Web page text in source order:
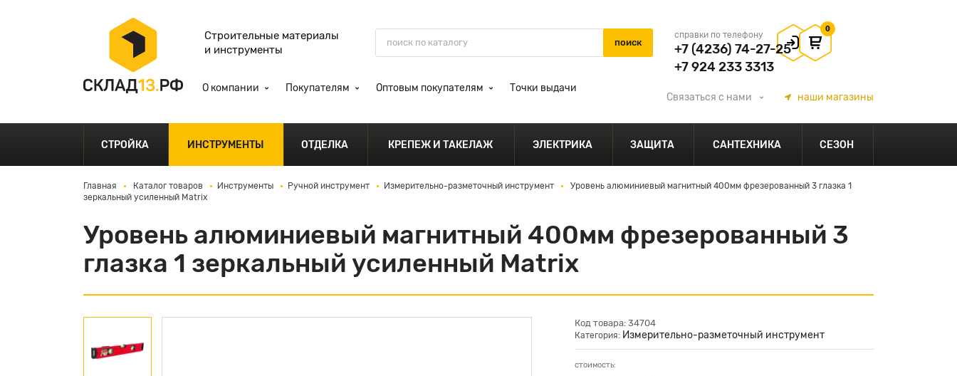
Строительные материалы
и инструменты
справки по телефону
+7 (4236) 74-27-25
+7 924 233 3313
0
О компании Покупателям Оптовым покупателям Точки выдачи
Связаться с нами наши магазины
СТРОЙКА ИНСТРУМЕНТЫ ОТДЕЛКА КРЕПЕЖ И ТАКЕЛАЖ ЭЛЕКТРИКА ЗАЩИТА САНТЕХНИКА СЕЗОН
Главная Каталог товаров Инструменты Ручной инструмент Измерительно-разметочный инструмент
Уровень алюминиевый магнитный 400мм фрезерованный 3 глазка 1
зеркальный усиленный Matrix
Уровень алюминиевый магнитный 400мм фрезерованный 3
глазка 1 зеркальный усиленный Matrix
Код товара: 34704
Категория: Измерительно-разметочный инструмент
стоимость: